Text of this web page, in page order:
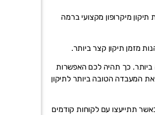
מיקרופון מקצועי ברמה
מזמן תיקון קצר ביותר.
ביותר. כך תהיה לכם האפשרות
המעבדה הטובה ביותר לתיקון
תתייעצו עם לקוחות קודמים